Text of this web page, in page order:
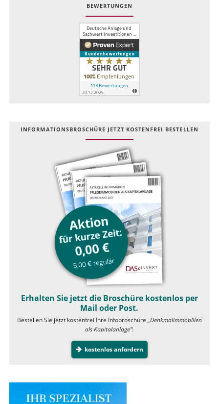
BEWERTUNGEN
INFOR­MATIONS­BROSCHÜRE JETZT KOSTEN­FREI BESTELLEN
Erhalten Sie jetzt die Broschüre kostenlos per
Mail oder Post.
Bestellen Sie jetzt kostenfrei Ihre Infobroschüre „Denkmalimmobilien
als Kapitalanlage”:
kostenlos anfordern